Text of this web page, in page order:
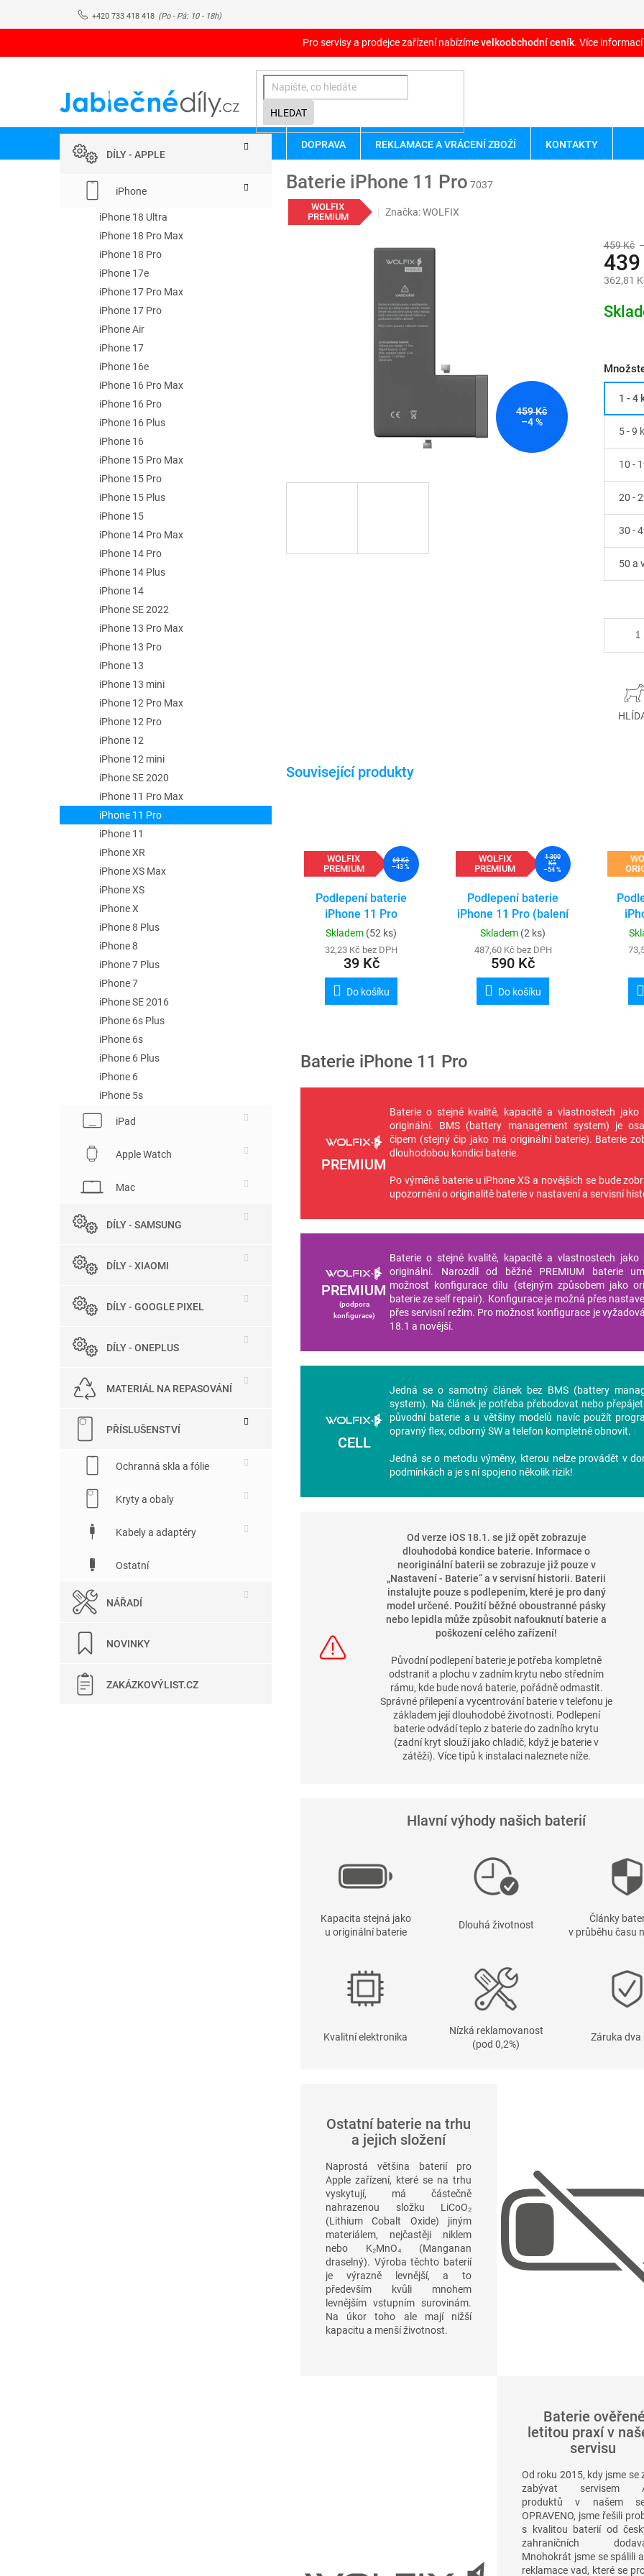
+420 733 418 418
Pro servisy a prodejce zařízení nabízímevelkoobchodní ceník. Více informací
HLEDAT
DOPRAVA REKLAMACE A VRÁCENÍ ZBOŽÍ KONTAKTY
o
kategorieDÍLY - APPLE
iPhone
iPhone 18 Ultra
iPhone 18 Pro Max
iPhone 18 Pro
iPhone 17e
iPhone 17 Pro Max
iPhone 17 Pro
iPhone Air
iPhone 17
iPhone 16e
iPhone 16 Pro Max
iPhone 16 Pro
iPhone 16 Plus
iPhone 16
iPhone 15 Pro Max
iPhone 15 Pro
iPhone 15 Plus
iPhone 15
iPhone 14 Pro Max
iPhone 14 Pro
iPhone 14 Plus
iPhone 14
iPhone SE 2022
iPhone 13 Pro Max
iPhone 13 Pro
iPhone 13
iPhone 13 mini
iPhone 12 Pro Max
iPhone 12 Pro
iPhone 12
iPhone 12 mini
iPhone SE 2020
iPhone 11 Pro Max
iPhone 11 Pro
iPhone 11
iPhone XR
iPhone XS Max
iPhone XS
iPhone X
iPhone 8 Plus
iPhone 8
iPhone 7 Plus
iPhone 7
iPhone SE 2016
iPhone 6s Plus
iPhone 6s
iPhone 6 Plus
iPhone 6
iPhone 5s
iPad
Apple Watch
Mac
DÍLY - SAMSUNG
DÍLY - XIAOMI
DÍLY - GOOGLE PIXEL
DÍLY - ONEPLUS
MATERIÁL NA REPASOVÁNÍ
PŘÍSLUŠENSTVÍ
Ochranná skla a fólie
Kryty a obaly
Kabely a adaptéry
Ostatní
NÁŘADÍ
NOVINKY
ZAKÁZKOVÝLIST.CZ
Baterie iPhone 11 Pro 7037
WOLFIX
PREMIUM
Značka:WOLFIX
459 Kč
–4 %
459 Kč
362,81
cena:
1 - 4
5 - 9
10 -
20 -
30 -
50 a
WOLFIX
PREMIUM
69 Kč
–43 %
Podlepení baterie
iPhone 11 Pro
Skladem (52 ks)
32,23 Kč bez DPH
39 Kč
Do košíku
WOLFIX
PREMIUM
1 300
Kč
–54 %
Podlepení baterie
iPhone 11 Pro (balení
50ks)
Skladem (2 ks)
487,60 Kč bez DPH
590 Kč
Do košíku
Baterie iPhone 11 Pro
PREMIUM
Baterie o stejné kvalitě, kapacitě a vlastnostech jako
originální. BMS (battery management system) je
čipem (stejný čip jako má originální baterie). Baterie
dlouhodobou kondici baterie.
Po výměně baterie u iPhone XS a novějších se bude
upozornění o originalitě baterie v nastavení a servisní
PREMIUM
(podpora
konfigurace)
Baterie o stejné kvalitě, kapacitě a vlastnostech jako
originální. Narozdíl od běžné PREMIUM baterie
možnost konfigurace dílu (stejným způsobem jako
baterie ze self repair). Konfigurace je možná přes
přes servisní režim. Pro možnost konfigurace je
18.1 a novější.
CELL
Jedná se o samotný článek bez BMS (battery
system). Na článek je potřeba přebodovat nebo přepájet
původní baterie a u většiny modelů navíc použít
opravný flex, odborný SW a telefon kompletně obnovit.
Jedná se o metodu výměny, kterou nelze provádět v
podmínkách a je s ní spojeno několik rizik!
Od verze iOS 18.1. se již opět zobrazuje
dlouhodobá kondice baterie. Informace o
neoriginální baterii se zobrazuje již pouze v
„Nastavení - Baterie“a v servisní historii. Baterii
instalujte pouze s podlepením, které je pro daný
model určené. Použití běžné oboustranné pásky
nebo lepidla může způsobit nafouknutí baterie a
poškození celého zařízení!
Původní podlepení baterie je potřeba kompletně
odstranit a plochu v zadním krytu nebo středním
rámu, kde bude nová baterie, pořádně odmastit.
Správné přilepení a vycentrování baterie v telefonu je
základem její dlouhodobé životnosti. Podlepení
baterie odvádí teplo z baterie do zadního krytu
(zadní kryt slouží jako chladič, když je baterie v
zátěži). Více tipů k instalaci naleznete níže.
Hlavní výhody našich baterií
Kapacita stejná jako
u originální baterie
Dlouhá životnost
Články
v průběhu času
Kvalitní elektronika
Nízká reklamovanost
(pod 0,2%)
Záruka dva
Ostatní baterie na trhu
a jejich složení
Naprostá většina baterií pro
Apple zařízení, které se na trhu
vyskytují, má částečně
nahrazenou složku LiCoO₂
(Lithium Cobalt Oxide) jiným
materiálem, nejčastěji niklem
nebo K₂MnO₄ (Manganan
draselný). Výroba těchto baterií
je výrazně levnější, a to
především kvůli mnohem
levnějším vstupním surovinám.
Na úkor toho ale mají nižší
kapacitu a menší životnost.
Baterie ověřené
letitou praxí v
servisu
Od roku 2015, kdy jsme se
zabývat servisem
produktů v našem
OPRAVENO, jsme řešili
s kvalitou baterií od
zahraničních
Mnohokrát jsme se spálili
reklamace vad, které se